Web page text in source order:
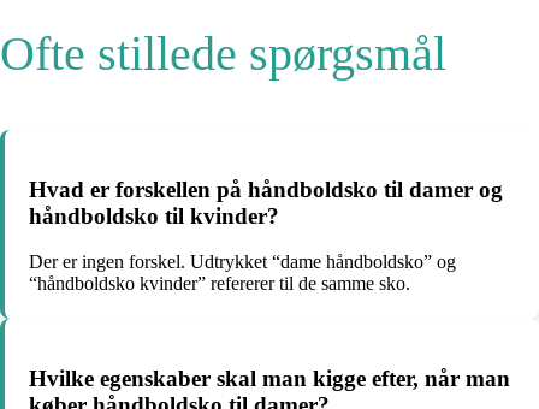
Ofte stillede spørgsmål
Hvad er forskellen på håndboldsko til damer og
håndboldsko til kvinder?
Der er ingen forskel. Udtrykket “dame håndboldsko” og
“håndboldsko kvinder” refererer til de samme sko.
Hvilke egenskaber skal man kigge efter, når man